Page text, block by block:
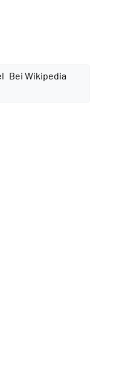
Bei Wikipedia